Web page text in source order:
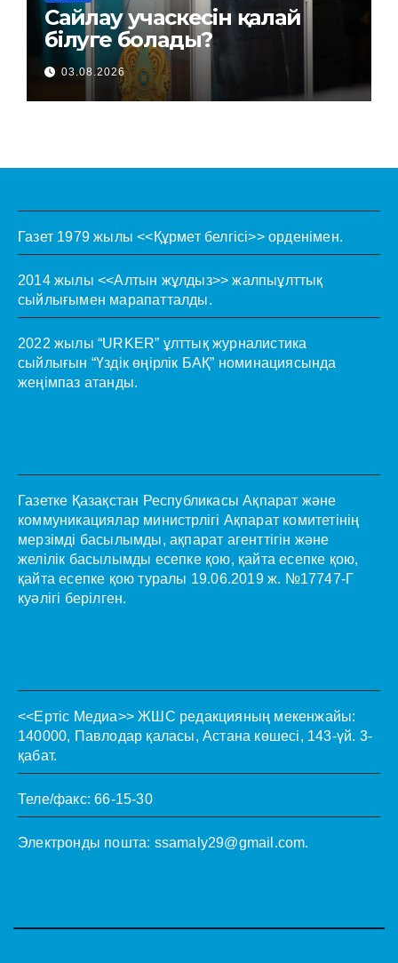
Сайлау учаскесін қалай
білуге болады?
03.08.2026
Газет 1979 жылы <<Құрмет белгісі>> орденімен.
2014 жылы <<Алтын жұлдыз>> жалпыұлттық
сыйлығымен марапатталды.
2022 жылы “URKER” ұлттық журналистика
сыйлығын “Үздік өңірлік БАҚ” номинациясында
жеңімпаз атанды.
Газетке Қазақстан Республикасы Ақпарат және
коммуникациялар министрлігі Ақпарат комитетінің
мерзімді басылымды, ақпарат агенттігін және
желілік басылымды есепке қою, қайта есепке қою,
қайта есепке қою туралы 19.06.2019 ж. №17747-Г
куәлігі берілген.
<<Ертіс Медиа>> ЖШС редакцияның мекенжайы:
140000, Павлодар қаласы, Астана көшесі, 143-үй. 3-
қабат.
Теле/факс: 66-15-30
Электронды пошта: ssamaly29@gmail.com.